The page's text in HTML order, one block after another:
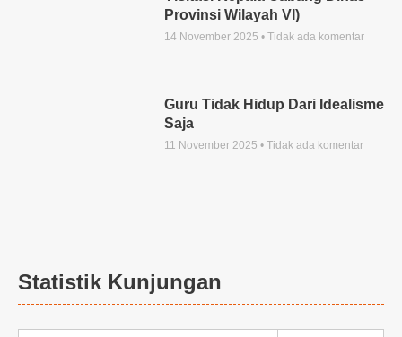
Provinsi Wilayah VI)
14 November 2025 Tidak ada komentar
Guru Tidak Hidup Dari Idealisme
Saja
11 November 2025 Tidak ada komentar
Statistik Kunjungan